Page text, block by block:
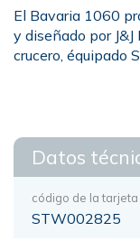
El Bavaria 1060
y diseñado por
crucero, équipado
Datos
código de la tarjeta
STW002825